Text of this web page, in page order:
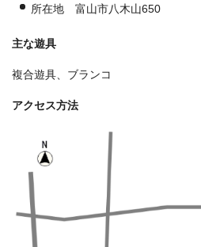
所在地 富山市八木山650
主な遊具
複合遊具、ブランコ
アクセス方法